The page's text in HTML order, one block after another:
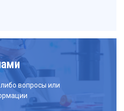
либо вопросы или